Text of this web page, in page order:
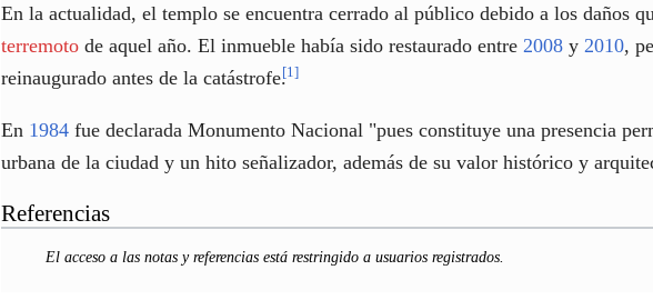
En la actualidad, el templo se encuentra cerrado al público debido a los daños
terremoto de aquel año. El inmueble había sido restaurado entre 2008 y 2010,
reinaugurado antes de la catástrofe.[1]
En 1984 fue declarada Monumento Nacional "pues constituye una presencia
urbana de la ciudad y un hito señalizador, además de su valor histórico y
Referencias
El acceso a las notas y referencias está restringido a usuarios registrados.